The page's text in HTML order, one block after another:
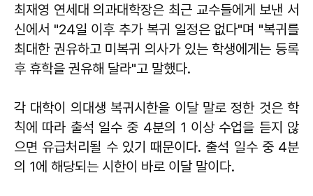
최재영 연세대 의과대학장은 최근 교수들에게 보낸 서
신에서 "24일 이후 추가 복귀 일정은 없다"며 "복귀를
최대한 권유하고 미복귀 의사가 있는 학생에게는 등록
후 휴학을 권유해 달라"고 말했다.
각 대학이 의대생 복귀시한을 이달 말로 정한 것은 학
칙에 따라 출석 일수 중 4분의 1 이상 수업을 듣지 않
으면 유급처리될 수 있기 때문이다. 출석 일수 중 4분
의 1에 해당되는 시한이 바로 이달 말이다.